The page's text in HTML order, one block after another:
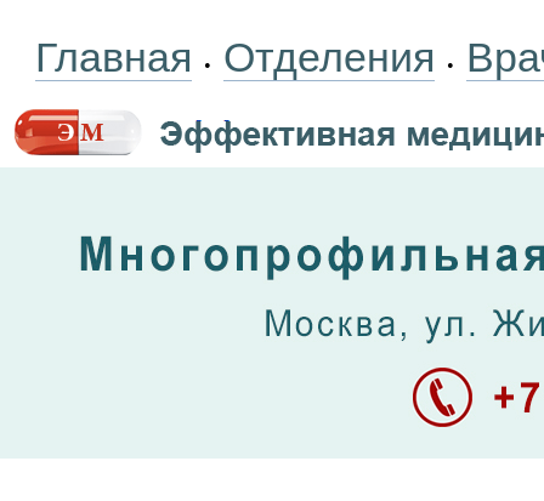
Главная • Отделения •